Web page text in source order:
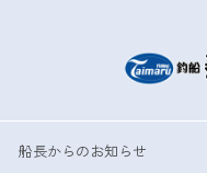
船長からのお知らせ